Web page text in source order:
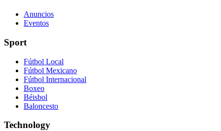
Anuncios
Eventos
Sport
Fútbol Local
Fútbol Mexicano
Fútbol Internacional
Boxeo
Béisbol
Baloncesto
Technology